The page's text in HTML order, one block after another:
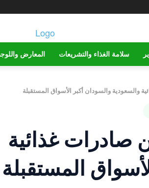
سلامة الغذاء والتشريعات المعارض
: 133 ألف طن صادرات غذائية
المستقبلة